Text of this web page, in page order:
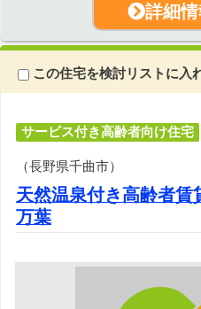
詳細
この住宅を検討リストに入
サービス付き高齢者向け住宅
（長野県千曲市）
天然温泉付き高齢者賃
万葉